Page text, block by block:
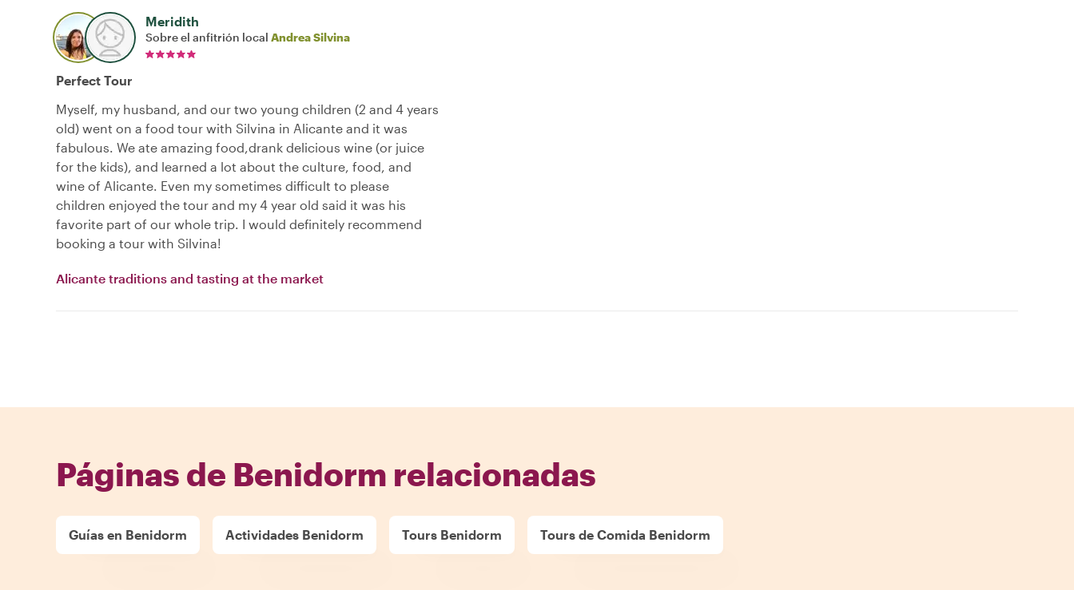
Meridith
Sobre el anfitrión local Andrea Silvina
Perfect Tour
Myself, my husband, and our two young children (2 and 4 years
old) went on a food tour with Silvina in Alicante and it was
fabulous. We ate amazing food,drank delicious wine (or juice
for the kids), and learned a lot about the culture, food, and
wine of Alicante. Even my sometimes difficult to please
children enjoyed the tour and my 4 year old said it was his
favorite part of our whole trip. I would definitely recommend
booking a tour with Silvina!
Alicante traditions and tasting at the market
Páginas de Benidorm relacionadas
Guías en Benidorm Actividades Benidorm Tours Benidorm Tours de Comida Benidorm